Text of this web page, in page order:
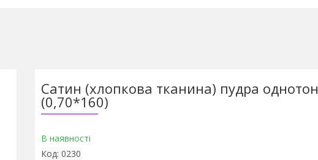
Сатин (хлопкова тканина) пудра однотон
(0,70*160)
В наявності
Код: 0230